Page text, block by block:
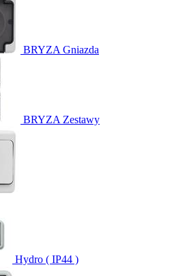
BRYZA Gniazda
BRYZA Zestawy
Hydro ( IP44 )